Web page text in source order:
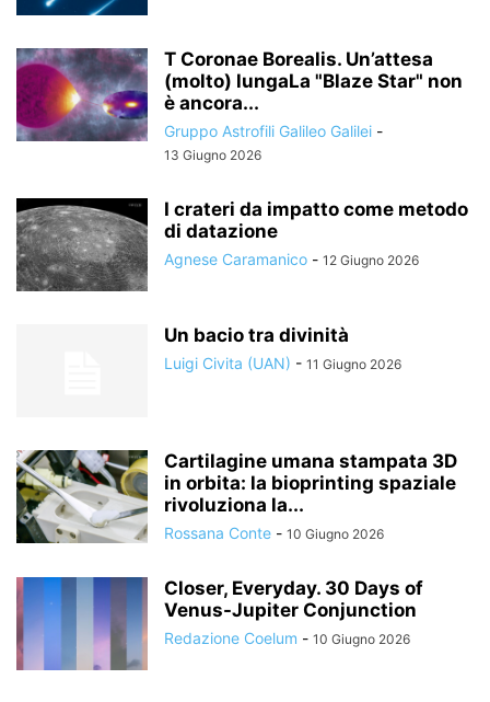
T Coronae Borealis. Un’attesa
(molto) lungaLa "Blaze Star" non
è ancora...
Gruppo Astrofili Galileo Galilei -
13 Giugno 2026
I crateri da impatto come metodo
di datazione
Agnese Caramanico - 12 Giugno 2026
Un bacio tra divinità
Luigi Civita (UAN) - 11 Giugno 2026
Cartilagine umana stampata 3D
in orbita: la bioprinting spaziale
rivoluziona la...
Rossana Conte - 10 Giugno 2026
Closer, Everyday. 30 Days of
Venus-Jupiter Conjunction
Redazione Coelum - 10 Giugno 2026